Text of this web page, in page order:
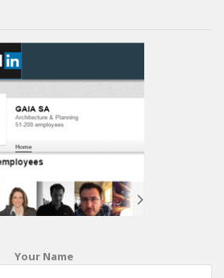
Your Name